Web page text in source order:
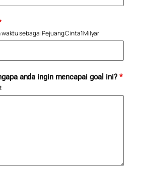
sebagai Pejuang Cinta1Milyar
anda ingin mencapai goal ini? *